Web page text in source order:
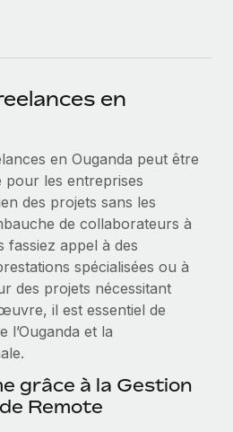
quel outil d’IA à Remote grâce à
avec des outils essentiels
sur les RH à
de présélection des
sur les risques en
pour les grandes entreprises
de la tech
de manière flexible
opportunités de partenariat
disponible
et les talents
en
en Ouganda peut être
pour les entreprises
des projets sans les
de collaborateurs à
fassiez appel à des
spécialisées ou à
des projets nécessitant
il est essentiel de
l’Ouganda et la
grâce à la Gestion
Remote